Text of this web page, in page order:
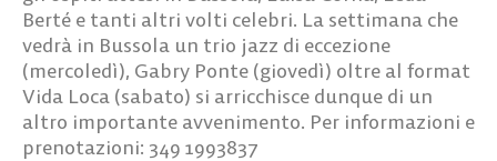
Berté e tanti altri volti celebri. La settimana che
vedrà in Bussola un trio jazz di eccezione
(mercoledì), Gabry Ponte (giovedì) oltre al format
Vida Loca (sabato) si arricchisce dunque di un
altro importante avvenimento. Per informazioni e
prenotazioni: 349 1993837